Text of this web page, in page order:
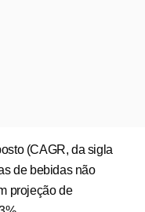
(CAGR, da sigla
de bebidas não
projeção de